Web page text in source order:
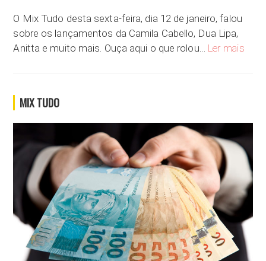
O Mix Tudo desta sexta-feira, dia 12 de janeiro, falou
sobre os lançamentos da Camila Cabello, Dua Lipa,
Anitta e muito mais. Ouça aqui o que rolou… Ler mais
MIX TUDO